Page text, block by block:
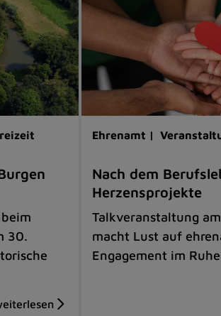
30.
Ehrenamt |
Nach dem
Herzensprojekte
Talkveranstaltung
macht Lust auf
Engagement im